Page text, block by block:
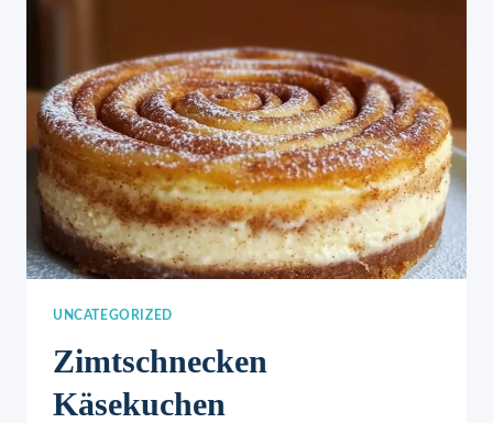
UNCATEGORIZED
Zimtschnecken
Käsekuchen